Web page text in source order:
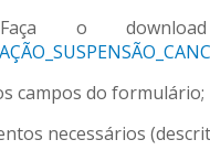
do
campos do formulário;
necessários